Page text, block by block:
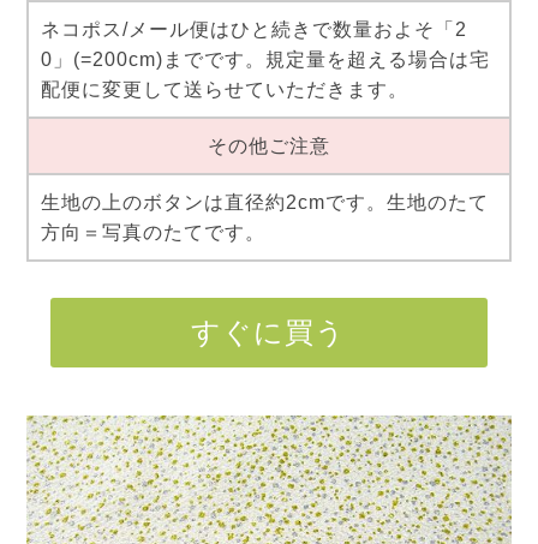
ネコポス/メール便はひと続きで数量およそ「2
0」(=200cm)までです。規定量を超える場合は宅
配便に変更して送らせていただきます。
その他ご注意
生地の上のボタンは直径約2cmです。生地のたて
方向＝写真のたてです。
すぐに買う